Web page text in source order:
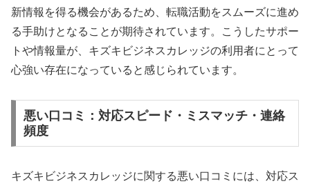
新情報を得る機会があるため、転職活動をスムーズに進め
る手助けとなることが期待されています。こうしたサポー
トや情報量が、キズキビジネスカレッジの利用者にとって
心強い存在になっていると感じられています。
悪い口コミ：対応スピード・ミスマッチ・連絡
頻度
キズキビジネスカレッジに関する悪い口コミには、対応ス